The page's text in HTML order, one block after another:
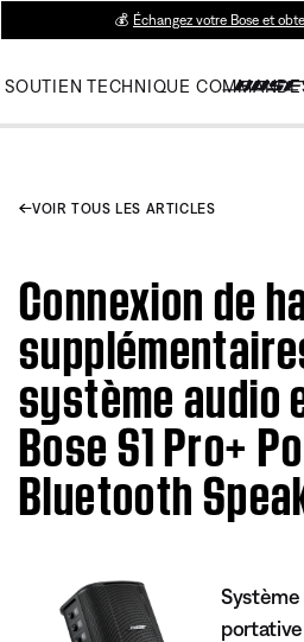
💰 Échangez votre Bose et
SOUTIEN TECHNIQUE
VOIR TOUS LES ARTICLES
Connexion de
système audio
Bose S1 Pro+
Bluetooth
portative